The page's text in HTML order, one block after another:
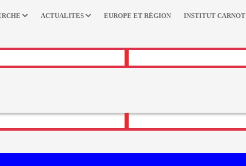
ACTUALITES EUROPE ET RÉGION INSTITUT CARNOT